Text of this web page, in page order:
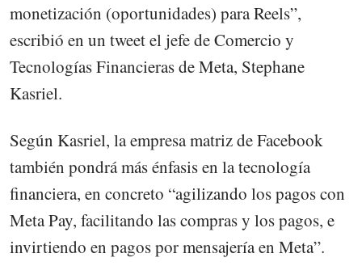
monetización (oportunidades) para Reels”,
escribió en un tweet el jefe de Comercio y
Tecnologías Financieras de Meta, Stephane
Kasriel.
Según Kasriel, la empresa matriz de Facebook
también pondrá más énfasis en la tecnología
financiera, en concreto “agilizando los pagos con
Meta Pay, facilitando las compras y los pagos, e
invirtiendo en pagos por mensajería en Meta”.